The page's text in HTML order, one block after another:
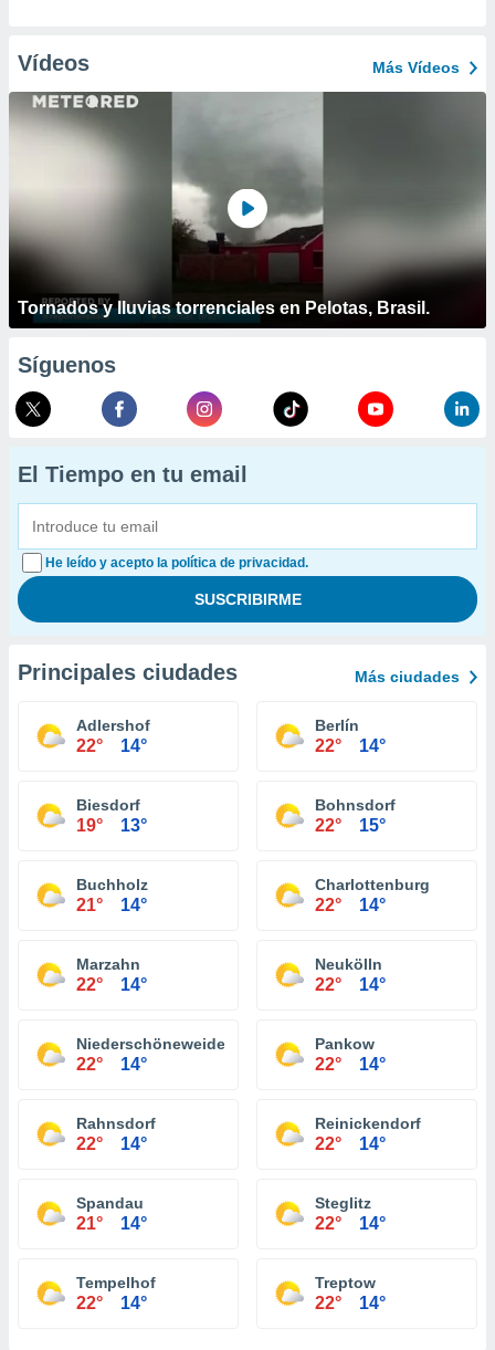
Vídeos Más Vídeos
Tornados y lluvias torrenciales en Pelotas, Brasil.
Síguenos
El Tiempo en tu email
He leído y acepto la política de privacidad.
Principales ciudades Más ciudades
Adlershof
22° 14°
Berlín
22° 14°
Biesdorf
19° 13°
Bohnsdorf
22° 15°
Buchholz
21° 14°
Charlottenburg
22° 14°
Marzahn
22° 14°
Neukölln
22° 14°
Niederschöneweide
22° 14°
Pankow
22° 14°
Rahnsdorf
22° 14°
Reinickendorf
22° 14°
Spandau
21° 14°
Steglitz
22° 14°
Tempelhof
22° 14°
Treptow
22° 14°